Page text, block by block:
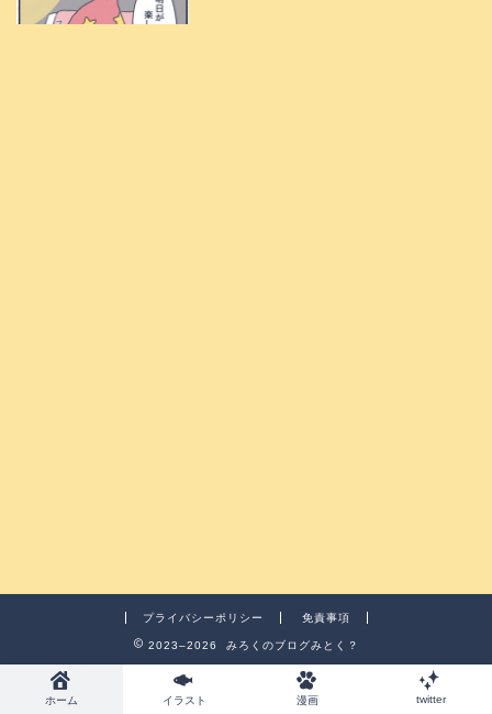
プライバシーポリシー 免責事項
2023–2026 みろくのブログみとく？
ホーム イラスト 漫画 twitter